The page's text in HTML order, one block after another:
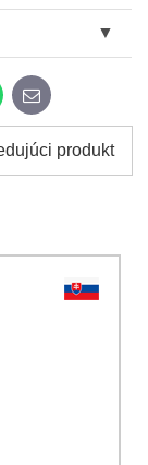
za účelom
Bomba
E-
mail
produkt